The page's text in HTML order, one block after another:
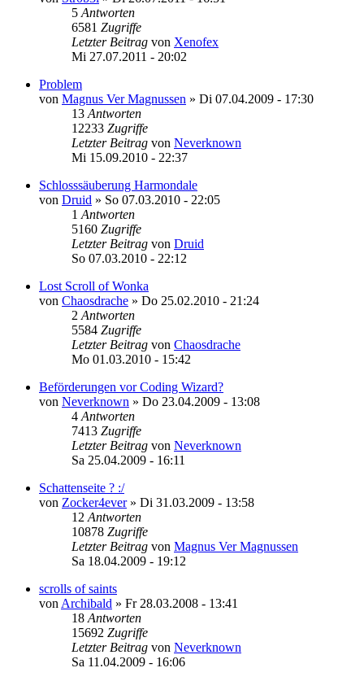
5 Antworten
6581 Zugriffe
Letzter Beitrag von Xenofex
Mi 27.07.2011 - 20:02
Problem
von Magnus Ver Magnussen » Di 07.04.2009 - 17:30
13 Antworten
12233 Zugriffe
Letzter Beitrag von Neverknown
Mi 15.09.2010 - 22:37
Schlosssäuberung Harmondale
von Druid » So 07.03.2010 - 22:05
1 Antworten
5160 Zugriffe
Letzter Beitrag von Druid
So 07.03.2010 - 22:12
Lost Scroll of Wonka
von Chaosdrache » Do 25.02.2010 - 21:24
2 Antworten
5584 Zugriffe
Letzter Beitrag von Chaosdrache
Mo 01.03.2010 - 15:42
Beförderungen vor Coding Wizard?
von Neverknown » Do 23.04.2009 - 13:08
4 Antworten
7413 Zugriffe
Letzter Beitrag von Neverknown
Sa 25.04.2009 - 16:11
Schattenseite ? :/
von Zocker4ever» Di 31.03.2009 - 13:58
12 Antworten
10878 Zugriffe
Letzter Beitrag von Magnus Ver Magnussen
Sa 18.04.2009 - 19:12
scrolls of saints
von Archibald » Fr 28.03.2008 - 13:41
18 Antworten
15692 Zugriffe
Letzter Beitrag von Neverknown
Sa 11.04.2009 - 16:06